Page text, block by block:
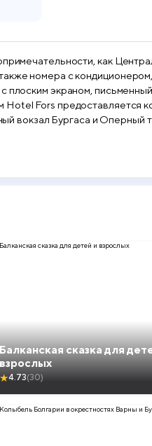
как
номера с
вокзал Бургаса и Оперный
сказка для
★4.73(30)